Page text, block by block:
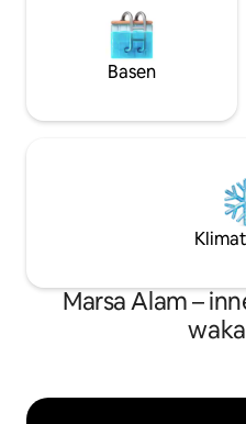
Basen
Marsa Alam –